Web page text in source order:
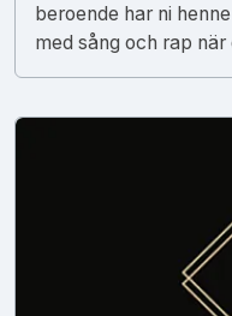
beroende har ni
med sång och rap när